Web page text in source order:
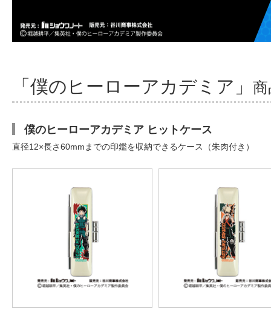
「僕のヒーローアカデミア」
僕のヒーローアカデミア ヒットケース
直径12×長さ60mmまでの印鑑を収納できるケース（朱肉付き）